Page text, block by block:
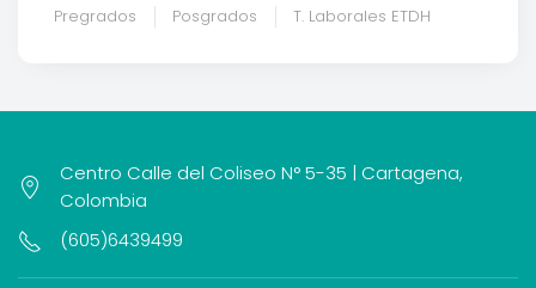
Pregrados Posgrados T. Laborales ETDH
Centro Calle del Coliseo N° 5-35 | Cartagena,
Colombia
(605)6439499